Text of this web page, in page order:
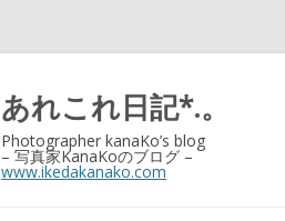
あれこれ日記*.。
Photographer kanaKo’s blog
– 写真家KanaKoのブログ –
www.ikedakanako.com